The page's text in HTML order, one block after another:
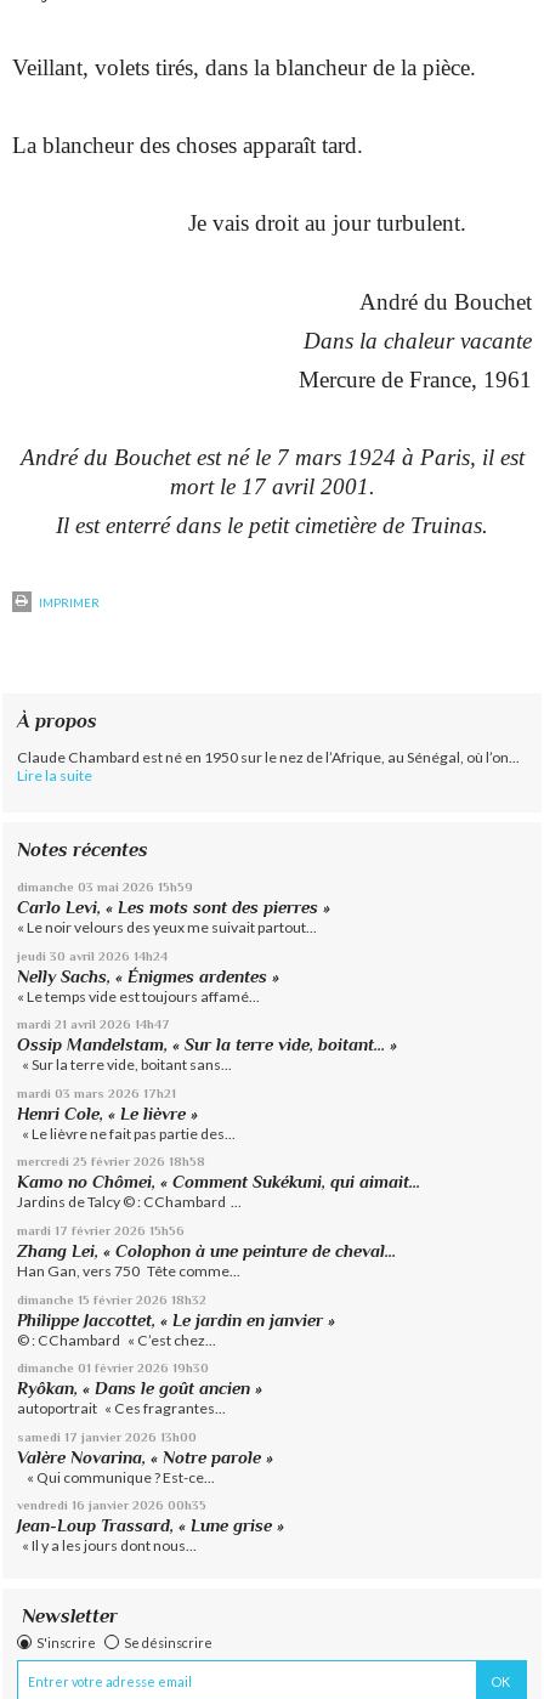
Veillant, volets tirés, dans la blancheur de la pièce.
La blancheur des choses apparaît tard.
Je vais droit au jour turbulent.
André du Bouchet
Dans la chaleur vacante
Mercure de France, 1961
André du Bouchet est né le 7 mars 1924 à Paris, il est
mort le 17 avril 2001.
Il est enterré dans le petit cimetière de Truinas.
IMPRIMER
À propos
Claude Chambard est né en 1950 sur le nez de l’Afrique, au Sénégal, où l’on...
Lire la suite
Notes récentes
dimanche 03 mai 2026 15h59
Carlo Levi, « Les mots sont des pierres »
« Le noir velours des yeux me suivait partout...
jeudi 30 avril 2026 14h24
Nelly Sachs, « Énigmes ardentes »
« Le temps vide est toujours affamé...
mardi 21 avril 2026 14h47
Ossip Mandelstam, « Sur la terre vide, boitant… »
« Sur la terre vide, boitant sans...
mardi 03 mars 2026 17h21
Henri Cole, « Le lièvre »
« Le lièvre ne fait pas partie des...
mercredi 25 février 2026 18h58
Kamo no Chômei, « Comment Sukékuni, qui aimait...
Jardins de Talcy © : CChambard ...
mardi 17 février 2026 15h56
Zhang Lei, « Colophon à une peinture de cheval...
Han Gan, vers 750 Tête comme...
dimanche 15 février 2026 18h32
Philippe Jaccottet, « Le jardin en janvier »
© : CChambard « C’est chez...
dimanche 01 février 2026 19h30
Ryôkan, « Dans le goût ancien »
autoportrait « Ces fragrantes...
samedi 17 janvier 2026 13h00
Valère Novarina, « Notre parole »
« Qui communique ? Est-ce...
vendredi 16 janvier 2026 00h35
Jean-Loup Trassard, « Lune grise »
« Il y a les jours dont nous...
Newsletter
S'inscrire Se désinscrire